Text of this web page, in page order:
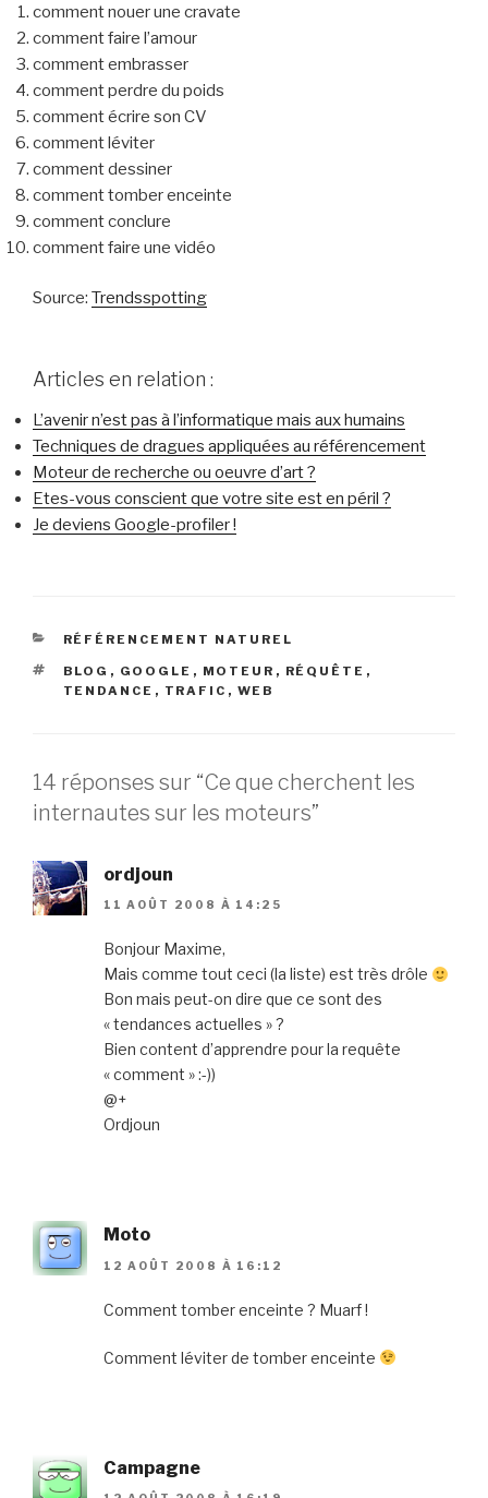
comment nouer une cravate
comment faire l’amour
comment embrasser
comment perdre du poids
comment écrire son CV
comment léviter
comment dessiner
comment tomber enceinte
comment conclure
comment faire une vidéo
Source: Trendsspotting
Articles en relation :
L’avenir n’est pas à l’informatique mais aux humains
Techniques de dragues appliquées au référencement
Moteur de recherche ou oeuvre d’art ?
Etes-vous conscient que votre site est en péril ?
Je deviens Google-profiler !
CATÉGORIES
RÉFÉRENCEMENT NATUREL
ÉTIQUETTES
BLOG , GOOGLE , MOTEUR , RÉQUÊTE ,
TENDANCE , TRAFIC , WEB
14 réponses sur “Ce que cherchent les
internautes sur les moteurs”
ordjoun
11 AOÛT 2008 À 14:25
Bonjour Maxime,
Mais comme tout ceci (la liste) est très drôle
Bon mais peut-on dire que ce sont des
« tendances actuelles » ?
Bien content d’apprendre pour la requête
« comment » :-))
@+
Ordjoun
Moto
12 AOÛT 2008 À 16:12
Comment tomber enceinte ? Muarf !
Comment léviter de tomber enceinte
Campagne